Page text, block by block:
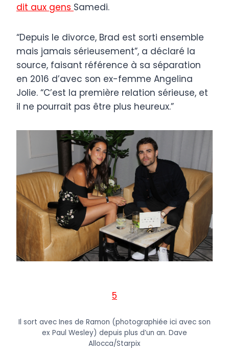
dit aux gens Samedi.
“Depuis le divorce, Brad est sorti ensemble
mais jamais sérieusement”, a déclaré la
source, faisant référence à sa séparation
en 2016 d’avec son ex-femme Angelina
Jolie. “C’est la première relation sérieuse, et
il ne pourrait pas être plus heureux.”
5
Il sort avec Ines de Ramon (photographiée ici avec son
ex Paul Wesley) depuis plus d’un an. Dave
Allocca/Starpix